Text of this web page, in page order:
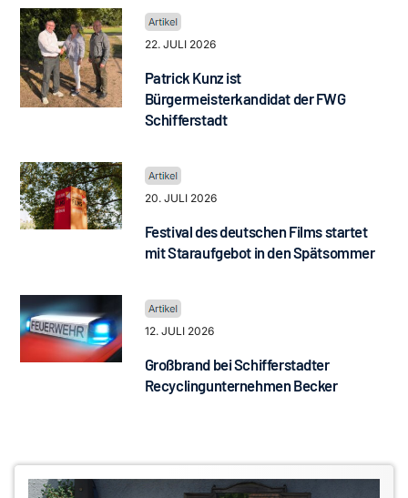
22. JULI 2026
Patrick Kunz ist
Bürgermeisterkandidat der FWG
Schifferstadt
20. JULI 2026
Festival des deutschen Films startet
mit Staraufgebot in den Spätsommer
12. JULI 2026
Großbrand bei Schifferstadter
Recyclingunternehmen Becker